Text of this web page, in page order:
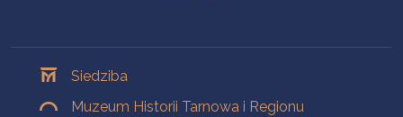
Siedziba
Muzeum Historii Tarnowa i Regionu